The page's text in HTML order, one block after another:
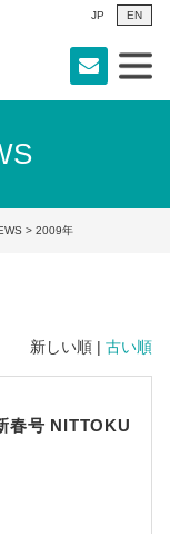
JP EN
> 2009年
新しい順 | 古い順
号 NITTOKU